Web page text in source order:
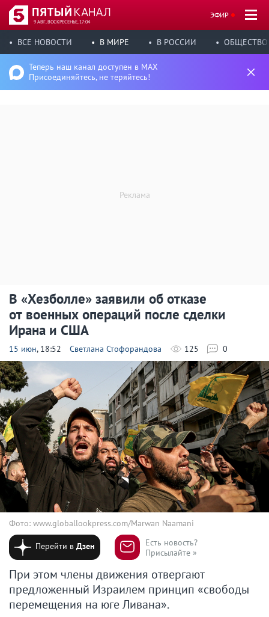
9 АВГ, ВОСКРЕСЕНЬЕ, 17:04
ЭФИР
ВСЕ НОВОСТИ В МИРЕ В РОССИИ ОБЩЕСТВО
Теперь наш канал доступен в MAX
Присоединяйтесь, не теряйтесь!
В «Хезболле» заявили об отказе
от военных операций после сделки
Ирана и США
15 июн, 18:52 Светлана Стофорандова 125 0
Фото: www.globallookpress.com/Marwan Naamani
Перейти вДзен
Есть новость?
Присылайте »
При этом члены движения отвергают
предложенный Израилем принцип «свободы
перемещения на юге Ливана».